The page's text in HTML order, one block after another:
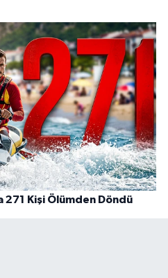
271 Kişi Ölümden Döndü